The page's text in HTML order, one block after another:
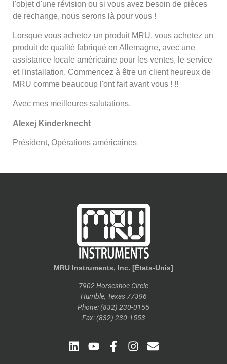
l'objet d'une révision ou si vous avez besoin de pièces
de rechange, nous serons là pour vous !
Lorsque vous achetez un produit MRU, vous achetez un
produit de qualité fabriqué en Allemagne, avec une
assistance locale américaine pour les ventes, le service
et l'installation. Commencez à être un client heureux de
MRU comme beaucoup l'ont fait avant vous ! !!
Avec mes meilleures salutations.
Alexej Kinderknecht
Président, Opérations américaines
MRU Instruments, Inc. [États-Unis]
7902 Horseshoe Circle
Humble, Texas 77396
Phone: (832) 230-0155
Fax: (832) 230-1553